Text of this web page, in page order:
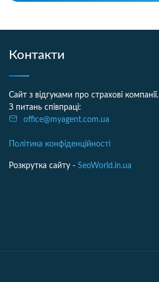
Контакти
Сайт з відгуками про страхові компанії.
З питань співпраці:
office@myagent.com.ua
Політика конфіденційності
Розкрутка сайту - SeoWorld.in.ua